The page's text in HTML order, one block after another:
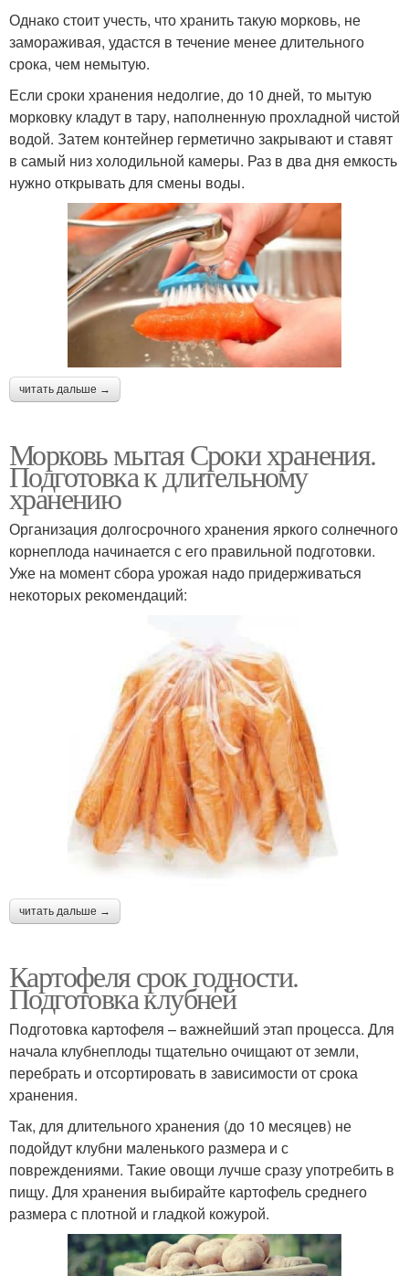
Однако стоит учесть, что хранить такую морковь, не
замораживая, удастся в течение менее длительного
срока, чем немытую.
Если сроки хранения недолгие, до 10 дней, то мытую
морковку кладут в тару, наполненную прохладной чистой
водой. Затем контейнер герметично закрывают и ставят
в самый низ холодильной камеры. Раз в два дня емкость
нужно открывать для смены воды.
читать дальше →
Морковь мытая Сроки хранения.
Подготовка к длительному
хранению
Организация долгосрочного хранения яркого солнечного
корнеплода начинается с его правильной подготовки.
Уже на момент сбора урожая надо придерживаться
некоторых рекомендаций:
читать дальше →
Картофеля срок годности.
Подготовка клубней
Подготовка картофеля – важнейший этап процесса. Для
начала клубнеплоды тщательно очищают от земли,
перебрать и отсортировать в зависимости от срока
хранения.
Так, для длительного хранения (до 10 месяцев) не
подойдут клубни маленького размера и с
повреждениями. Такие овощи лучше сразу употребить в
пищу. Для хранения выбирайте картофель среднего
размера с плотной и гладкой кожурой.